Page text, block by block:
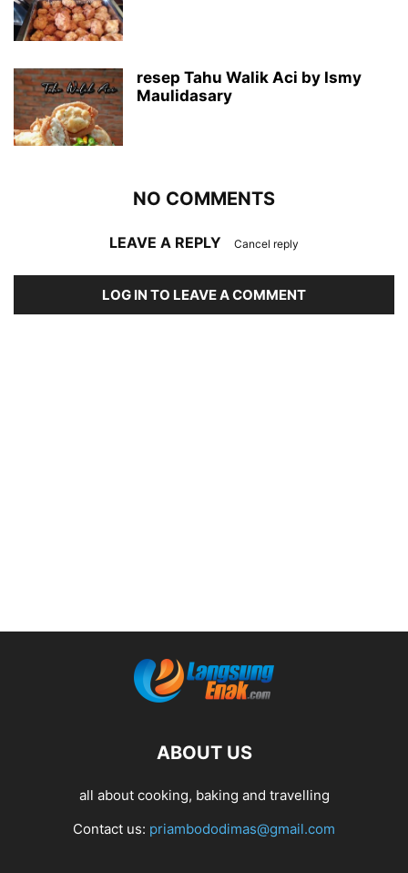
resep Tahu Walik Aci by Ismy
Maulidasary
NO COMMENTS
LEAVE A REPLY Cancel reply
LOG IN TO LEAVE A COMMENT
ABOUT US
all about cooking, baking and travelling
Contact us: priambododimas@gmail.com